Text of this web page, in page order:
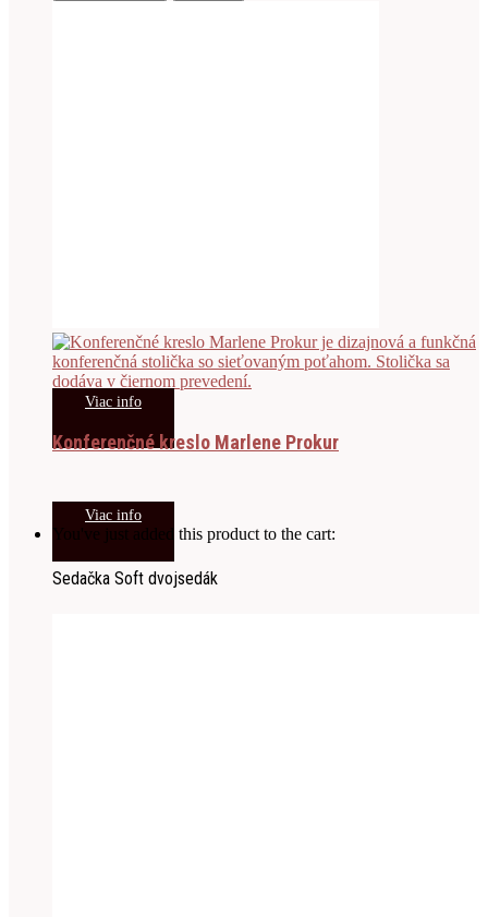
Viac info
Konferenčné kreslo Marlene Prokur
Viac info
You've just added this product to the cart:
Sedačka Soft dvojsedák